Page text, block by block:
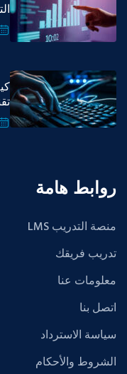
روابط هامة
منصة التدريب LMS
تدريب فريقك
معلومات عنا
اتصل بنا
سياسة الاسترداد
الشروط والأحكام